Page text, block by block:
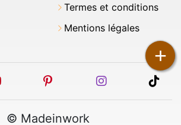
+
Termes et conditions
Mentions légales
youtube pinterest instagram
© Madeinwork